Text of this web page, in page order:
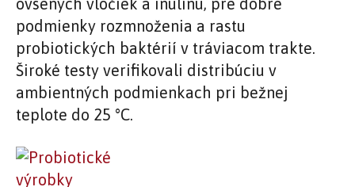
podmienky rozmnoženia a rastu
probiotických baktérií v tráviacom trakte.
Široké testy verifikovali distribúciu v
ambientných podmienkach pri bežnej
teplote do 25 °C.